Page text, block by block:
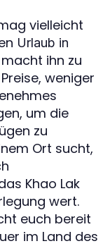
vielleicht
Urlaub in
ihn zu
weniger
um die
zu
Ort sucht,
Khao Lak
wert.
euch bereit
im Land des